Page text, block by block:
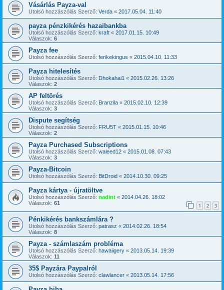
Vásárlás Payza-val
Utolsó hozzászólás Szerző: Verda « 2017.05.04. 11:40
payza pénzkikérés hazaibankba
Utolsó hozzászólás Szerző: kraft « 2017.01.15. 10:49
Válaszok: 6
Payza fee
Utolsó hozzászólás Szerző: ferikekingus « 2015.04.10. 11:33
Payza hitelesítés
Utolsó hozzászólás Szerző: Dhokahai1 « 2015.02.26. 13:26
Válaszok: 2
AP feltörés
Utolsó hozzászólás Szerző: Branzila « 2015.02.10. 12:39
Válaszok: 3
Dispute segítség
Utolsó hozzászólás Szerző: FRU5T « 2015.01.15. 10:46
Válaszok: 2
Payza Purchased Subscriptions
Utolsó hozzászólás Szerző: waleed12 « 2015.01.08. 07:43
Válaszok: 3
Payza-Bitcoin
Utolsó hozzászólás Szerző: BitDroid « 2014.10.30. 09:25
Payza kártya - újratöltve
Utolsó hozzászólás Szerző: nadint « 2014.04.26. 18:02
Válaszok: 61 1 2 3
Pénkikérés bankszámlára ?
Utolsó hozzászólás Szerző: patrasz « 2014.02.26. 18:54
Válaszok: 8
Payza - számlaszám probléma
Utolsó hozzászólás Szerző: hawaiigery « 2013.05.14. 19:39
Válaszok: 11
35$ Payzára Paypalról
Utolsó hozzászólás Szerző: clawlancer « 2013.05.14. 17:56